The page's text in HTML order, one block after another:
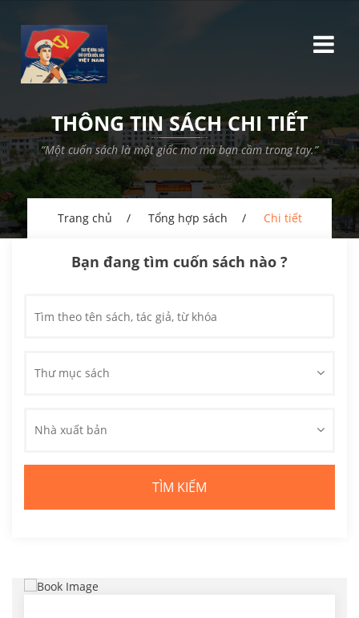
THÔNG TIN SÁCH CHI TIẾT
“Một cuốn sách là một giấc mơ mà bạn cầm trong tay.”
Trang chủ Tổng hợp sách Chi tiết
Bạn đang tìm cuốn sách nào ?
Thư mục sách
Nhà xuất bản